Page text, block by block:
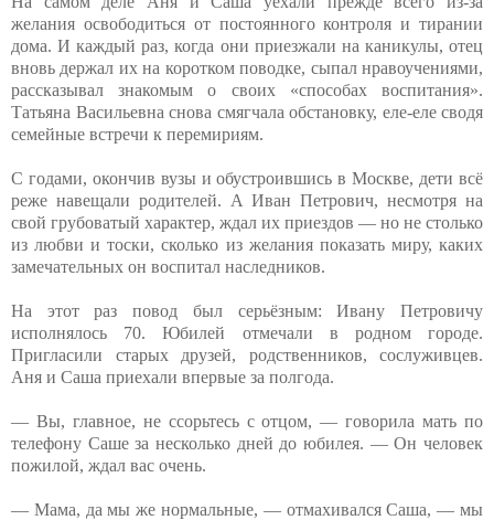
желания освободиться от постоянного контроля и тирании
дома. И каждый раз, когда они приезжали на каникулы, отец
вновь держал их на коротком поводке, сыпал нравоучениями,
рассказывал знакомым о своих «способах воспитания».
Татьяна Васильевна снова смягчала обстановку, еле-еле сводя
семейные встречи к перемириям.
С годами, окончив вузы и обустроившись в Москве, дети всё
реже навещали родителей. А Иван Петрович, несмотря на
свой грубоватый характер, ждал их приездов — но не столько
из любви и тоски, сколько из желания показать миру, каких
замечательных он воспитал наследников.
На этот раз повод был серьёзным: Ивану Петровичу
исполнялось 70. Юбилей отмечали в родном городе.
Пригласили старых друзей, родственников, сослуживцев.
Аня и Саша приехали впервые за полгода.
— Вы, главное, не ссорьтесь с отцом, — говорила мать по
телефону Саше за несколько дней до юбилея. — Он человек
пожилой, ждал вас очень.
— Мама, да мы же нормальные, — отмахивался Саша, — мы